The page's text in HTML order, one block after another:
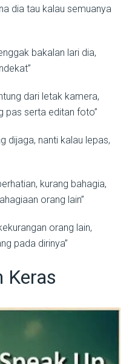
dia tau kalau semuanya
bakalan lari dia,
dari letak kamera,
pas serta editan foto”
dijaga, nanti kalau lepas,
kurang bahagia,
orang lain”
orang lain,
pada dirinya”
Keras